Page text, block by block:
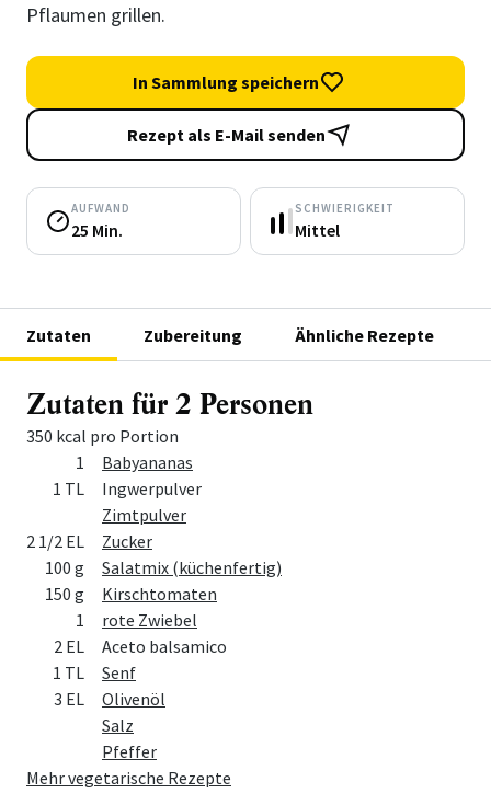
Pflaumen grillen.
In Sammlung speichern
Rezept als E-Mail senden
AUFWAND
25 Min.
SCHWIERIGKEIT
Mittel
Zutaten Zubereitung Ähnliche Rezepte
Zutaten für 2 Personen
350 kcal pro Portion
Zutat
1
Babyananas
1 TL
Ingwerpulver
Zimtpulver
2 1/2 EL
Zucker
100 g
Salatmix (küchenfertig)
150 g
Kirschtomaten
1
rote Zwiebel
2 EL
Aceto balsamico
1 TL
Senf
3 EL
Olivenöl
Salz
Pfeffer
Mehr vegetarische Rezepte